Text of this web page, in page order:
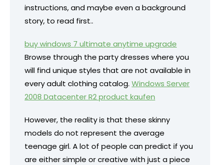
instructions, and maybe even a background
story, to read first..
buy windows 7 ultimate anytime upgrade
Browse through the party dresses where you
will find unique styles that are not available in
every adult clothing catalog. Windows Server
2008 Datacenter R2 product kaufen
However, the reality is that these skinny
models do not represent the average
teenage girl. A lot of people can predict if you
are either simple or creative with just a piece